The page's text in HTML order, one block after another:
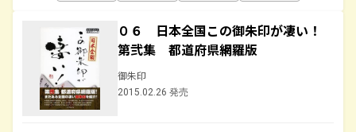
０６ 日本全国この御朱印が凄い！
第弐集 都道府県網羅版
御朱印
2015.02.26 発売